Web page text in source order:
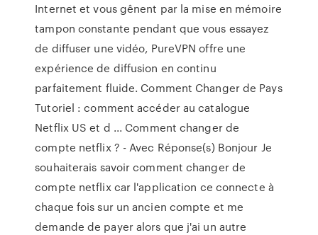
Internet et vous gênent par la mise en mémoire
tampon constante pendant que vous essayez
de diffuser une vidéo, PureVPN offre une
expérience de diffusion en continu
parfaitement fluide. Comment Changer de Pays
Tutoriel : comment accéder au catalogue
Netflix US et d ... Comment changer de
compte netflix ? - Avec Réponse(s) Bonjour Je
souhaiterais savoir comment changer de
compte netflix car l'application ce connecte à
chaque fois sur un ancien compte et me
demande de payer alors que j'ai un autre